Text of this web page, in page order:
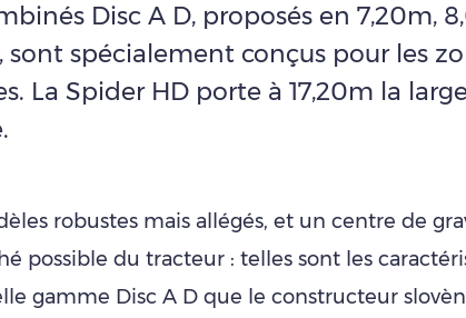
Disc A D, proposés en 7,20m,
sont spécialement conçus pour les
La Spider HD porte à 17,20m la
robustes mais allégés, et un centre de
possible du tracteur : telles sont les
gamme Disc A D que le constructeur